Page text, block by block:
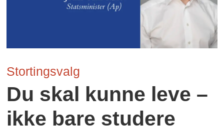
Stortingsvalg
Du skal kunne leve –
ikke bare studere